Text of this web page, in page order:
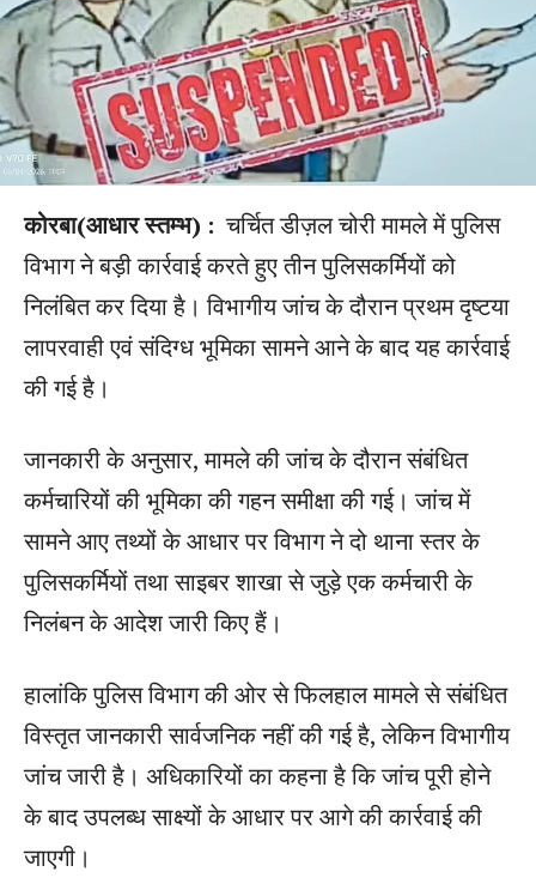
कोरबा(आधार स्तम्भ) :चर्चित डीज़ल चोरी मामले में पुलिस
विभाग ने बड़ी कार्रवाई करते हुए तीन पुलिसकर्मियों को
निलंबित कर दिया है। विभागीय जांच के दौरान प्रथम दृष्टया
लापरवाही एवं संदिग्ध भूमिका सामने आने के बाद यह कार्रवाई
की गई है।
जानकारी के अनुसार, मामले की जांच के दौरान संबंधित
कर्मचारियों की भूमिका की गहन समीक्षा की गई। जांच में
सामने आए तथ्यों के आधार पर विभाग ने दो थाना स्तर के
पुलिसकर्मियों तथा साइबर शाखा से जुड़े एक कर्मचारी के
निलंबन के आदेश जारी किए हैं।
हालांकि पुलिस विभाग की ओर से फिलहाल मामले से संबंधित
विस्तृत जानकारी सार्वजनिक नहीं की गई है, लेकिन विभागीय
जांच जारी है। अधिकारियों का कहना है कि जांच पूरी होने
के बाद उपलब्ध साक्ष्यों के आधार पर आगे की कार्रवाई की
जाएगी।